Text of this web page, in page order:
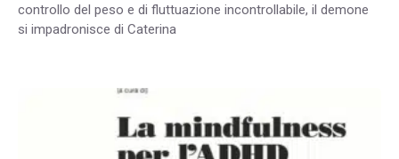
controllo del peso e di fluttuazione incontrollabile, il demone
si impadronisce di Caterina